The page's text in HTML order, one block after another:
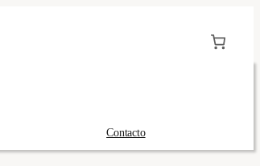
Contacto